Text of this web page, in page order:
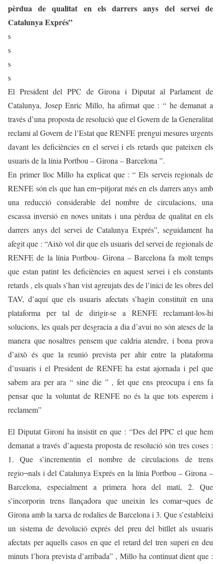
pèrdua de qualitat en els darrers anys del servei de
Catalunya Exprés”
s
s
s
s
El President del PPC de Girona i Diputat al Parlament de
Catalunya, Josep Enric Millo, ha afirmat que : “ he demanat a
través d’una proposta de resolució que el Govern de la Generalitat
reclami al Govern de l’Estat que RENFE prengui mesures urgents
davant les deficiències en el servei i els retards que pateixen els
usuaris de la línia Portbou – Girona – Barcelona ”.
En primer lloc Millo ha explicat que : “ Els serveis regionals de
RENFE són els que han em¬pitjorat més en els darrers anys amb
una reducció considerable del nombre de circulacions, una
escassa inversió en noves unitats i una pèrdua de qualitat en els
darrers anys del servei de Catalunya Exprés”, seguidament ha
afegit que : “Això vol dir que els usuaris del servei de regionals de
RENFE de la línia Portbou- Girona – Barcelona fa molt temps
que estan patint les deficiències en aquest servei i els constants
retards , els quals s’han vist agreujats des de l’inici de les obres del
TAV, d’aquí que els usuaris afectats s’hagin constituït en una
plataforma per tal de dirigir-se a RENFE reclamant-los-hi
solucions, les quals per desgracia a dia d’avui no són ateses de la
manera que nosaltres pensem que caldria atendre, i bona prova
d’això és que la reunió prevista per ahir entre la plataforma
d’usuaris i el President de RENFE ha estat ajornada i pel que
sabem ara per ara “ sine die ” , fet que ens preocupa i ens fa
pensar que la voluntat de RENFE no és la que tots esperem i
reclamem”
El Diputat Gironí ha insistit en que : “Des del PPC el que hem
demanat a través d’aquesta proposta de resolució són tres coses :
1. Que s’incrementin el nombre de circulacions de trens
regio¬nals i del Catalunya Exprés en la línia Portbou – Girona –
Barcelona, especialment a primera hora del matí, 2. Que
s’incorporin trens llançadora que uneixin les comar¬ques de
Girona amb la xarxa de rodalies de Barcelona i 3. Que s’estableixi
un sistema de devolució exprés del preu del bitllet als usuaris
afectats per aquells casos en que el retard del tren superi en deu
minuts l’hora prevista d’arribada” , Millo ha continuat dient que :